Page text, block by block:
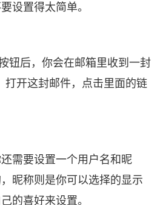
设置得太简单。
钮后，你会在邮箱里收到一封
打开这封邮件，点击里面的链
需要设置一个用户名和昵
昵称则是你可以选择的显示
的喜好来设置。